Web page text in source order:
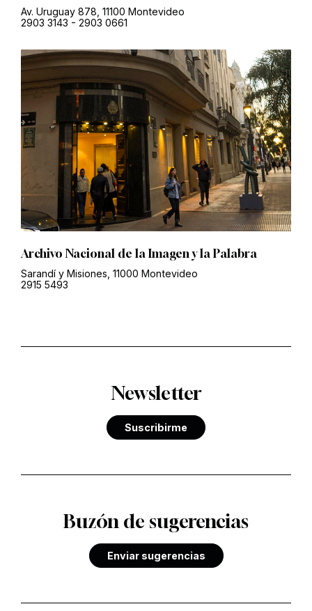
Av. Uruguay 878, 11100 Montevideo
2903 3143 - 2903 0661
Archivo Nacional de la Imagen y la Palabra
Sarandí y Misiones, 11000 Montevideo
2915 5493
Newsletter
Suscribirme
Buzón de sugerencias
Enviar sugerencias